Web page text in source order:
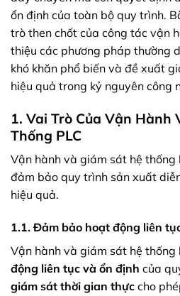
ổn định của toàn bộ quy trình.
trò then chốt của công tác vận
thiệu các phương pháp thường
khó khăn phổ biến và đề xuất
hiệu quả trong kỷ nguyên công
1. Vai Trò Của Vận Hành
Thống PLC
Vận hành và giám sát hệ thống
đảm bảo quy trình sản xuất
hiệu quả.
1.1. Đảm bảo hoạt động liên
Vận hành và giám sát hệ thống
động liên tục và ổn định của
giám sát thời gian thực cho